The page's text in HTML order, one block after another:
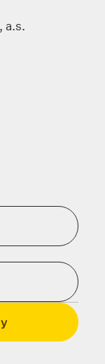
a.s.
kartekarte